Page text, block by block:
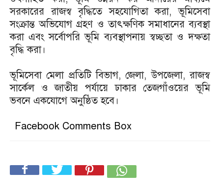
সরকারের রাজস্ব বৃদ্ধিতে সহযোগিতা করা, ভূমিসেবা
সংক্রান্ত অভিযোগ গ্রহণ ও তাৎক্ষণিক সমাধানের ব্যবস্থা
করা এবং সর্বোপরি ভূমি ব্যবস্থাপনায় স্বচ্ছতা ও দক্ষতা
বৃদ্ধি করা।
ভূমিসেবা মেলা প্রতিটি বিভাগ, জেলা, উপজেলা, রাজস্ব
সার্কেল ও জাতীয় পর্যায়ে ঢাকার তেজগাঁওয়ের ভূমি
ভবনে একযোগে অনুষ্ঠিত হবে।
Facebook Comments Box